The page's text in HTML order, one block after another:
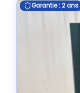
Garantie : 2 ans